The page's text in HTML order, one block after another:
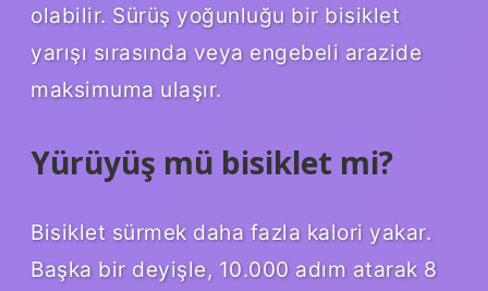
olabilir. Sürüş yoğunluğu bir bisiklet
yarışı sırasında veya engebeli arazide
maksimuma ulaşır.
Yürüyüş mü bisiklet mi?
Bisiklet sürmek daha fazla kalori yakar.
Başka bir deyişle, 10.000 adım atarak 8